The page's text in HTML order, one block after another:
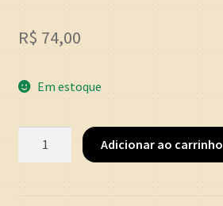
R$ 74,00
Em estoque
Adicionar ao carrinho